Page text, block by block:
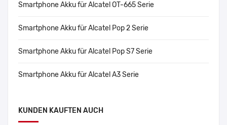
Smartphone Akku für Alcatel OT-665 Serie
Smartphone Akku für Alcatel Pop 2 Serie
Smartphone Akku für Alcatel Pop S7 Serie
Smartphone Akku für Alcatel A3 Serie
KUNDEN KAUFTEN AUCH